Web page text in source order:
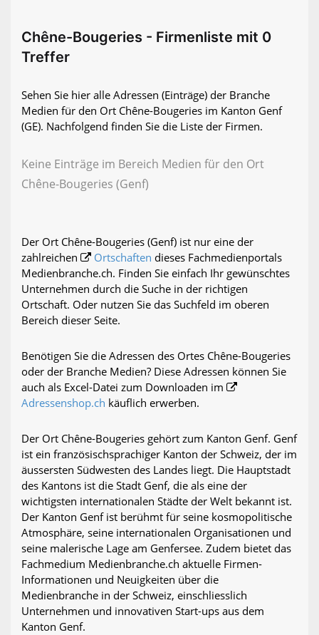
Chêne-Bougeries - Firmenliste mit 0
Treffer
Sehen Sie hier alle Adressen (Einträge) der Branche
Medien für den Ort Chêne-Bougeries im Kanton Genf
(GE). Nachfolgend finden Sie die Liste der Firmen.
Keine Einträge im Bereich Medien für den Ort
Chêne-Bougeries (Genf)
Der Ort Chêne-Bougeries (Genf) ist nur eine der
zahlreichen
Ortschaften dieses Fachmedienportals
Medienbranche.ch. Finden Sie einfach Ihr gewünschtes
Unternehmen durch die Suche in der richtigen
Ortschaft. Oder nutzen Sie das Suchfeld im oberen
Bereich dieser Seite.
Benötigen Sie die Adressen des Ortes Chêne-Bougeries
oder der Branche Medien? Diese Adressen können Sie
auch als Excel-Datei zum Downloaden im
Adressenshop.ch käuflich erwerben.
Der Ort Chêne-Bougeries gehört zum Kanton Genf. Genf
ist ein französischsprachiger Kanton der Schweiz, der im
äussersten Südwesten des Landes liegt. Die Hauptstadt
des Kantons ist die Stadt Genf, die als eine der
wichtigsten internationalen Städte der Welt bekannt ist.
Der Kanton Genf ist berühmt für seine kosmopolitische
Atmosphäre, seine internationalen Organisationen und
seine malerische Lage am Genfersee. Zudem bietet das
Fachmedium Medienbranche.ch aktuelle Firmen-
Informationen und Neuigkeiten über die
Medienbranche in der Schweiz, einschliesslich
Unternehmen und innovativen Start-ups aus dem
Kanton Genf.